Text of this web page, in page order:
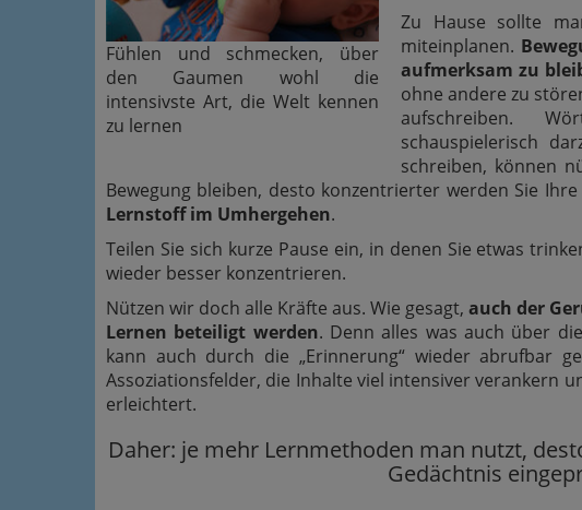
Fühlen und schmecken, über
den Gaumen wohl die
intensivste Art, die Welt kennen
zu lernen
Zu Hause sollte
miteinplanen.
aufmerksam zu
ohne andere zu
aufschreiben.
schauspielerisch
schreiben, können
Bewegung bleiben, desto konzentrierter werden Sie
Lernstoff im Umhergehen.
Teilen Sie sich kurze Pause ein, in denen Sie etwas
wieder besser konzentrieren.
Nützen wir doch alle Kräfte aus. Wie gesagt, auch der
Lernen beteiligt werden. Denn alles was auch über
kann auch durch die „Erinnerung“ wieder abrufbar
Assoziationsfelder, die Inhalte viel intensiver verankern
erleichtert.
Daher: je mehr Lernmethoden man nutzt,
Gedächtnis